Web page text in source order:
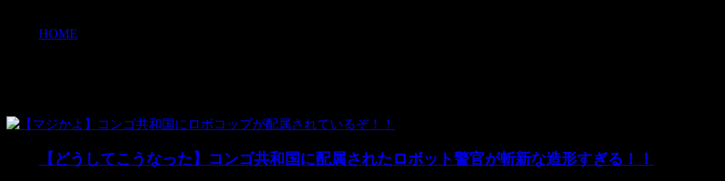
HOME
【どうしてこうなった】コンゴ共和国に配属されたロボット警官が斬新な造形すぎる！！